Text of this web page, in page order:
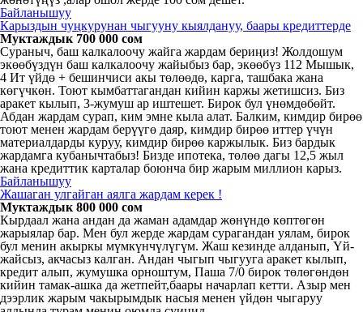
Байланышуу
Карыздын чуңкурунан чыгууну кыялдануу, баары кредиттерде
Муктаждык 700 000 сом
Сураныч, баш калкалоочу жайга жардам бериңиз! Жолдошум
экөөбүздүн баш калкалоочу жайыбыз бар, экөөбүз 112 Мышык,
4 Ит үйдө + бешинчиси акы төлөөдө, карга, ташбака жана
көгүчкөн. Тоют кымбаттагандан кийин каржы жетишсиз. Биз
аракет кылып, 3-жумуш ар иштешет. Бирок бул үнөмдөбөйт.
Абдан жардам сурап, ким эмне кыла алат. Балким, кимдир бирөө
тоют менен жардам берүүгө даяр, кимдир бирөө иттер үчүн
материалдарды куруу, кимдир бирөө каржылык. Биз бардык
жардамга кубанычтабыз! Бизде ипотека, төлөө дагы 12,5 жыл
жана кредиттик карталар боюнча бир жарым миллион карыз.
Байланышуу
Жашаган улгайган аялга жардам керек !
Муктаждык 800 000 сом
Кырдаал жана андан да жаман адамдар жөнүндө көптөгөн
жарыялар бар. Мен бул жерде жардам сурагандан уялам, бирок
бул менин акыркы мүмкүнчүлүгүм. Жаш кезинде алданып, Үй-
жайсыз, акчасыз калган. Андан чыгып чыгууга аракет кылып,
кредит алып, жумушка орноштум, Паша 7/0 бирок төлөгөндөн
кийин тамак-ашка да жетпейт,баары начарлап кетти. Азыр мен
дээрлик жарым чакырымдык насыя менен үйдөн чыгаруу